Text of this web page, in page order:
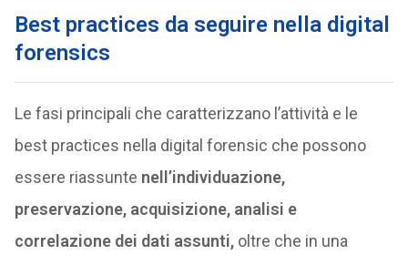
Best practices da seguire nella digital
forensics
Le fasi principali che caratterizzano l’attività e le
best practices nella digital forensic che possono
essere riassunte nell’individuazione,
preservazione, acquisizione, analisi e
correlazione dei dati assunti,oltre che in una